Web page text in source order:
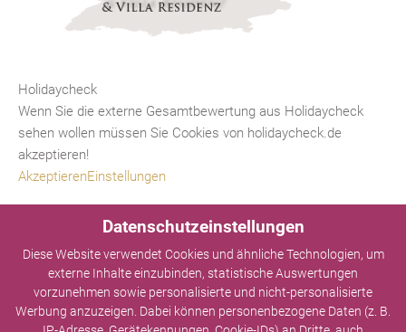
Datenschutzeinstellungen
Diese Website verwendet Cookies und ähnliche Technologien, um
externe Inhalte einzubinden, statistische Auswertungen
vorzunehmen sowie personalisierte und nicht-personalisierte
Werbung anzuzeigen. Dabei können personenbezogene Daten (z. B.
Holidaycheck
Wenn Sie die externe Gesamtbewertung aus Holidaycheck
sehen wollen müssen Sie Cookies von holidaycheck.de
akzeptieren!
AkzeptierenEinstellungen